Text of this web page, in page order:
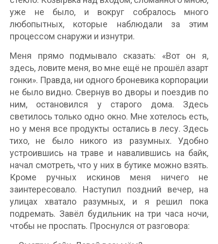
уже не было, и вокруг собралось много
любопытных, которые наблюдали за этим
процессом снаружи и изнутри.
Меня прямо подмывало сказать: «Вот он я,
здесь, ловите меня, во мне ещё не прошёл азарт
гонки». Правда, ни одного броневика корпорации
не было видно. Свернув во дворы и поездив по
ним, остановился у старого дома. Здесь
светилось только одно окно. Мне хотелось есть,
но у меня все продукты остались в лесу. Здесь
тихо, не было никого из разумных. Удобно
устроившись на траве и навалившись на байк,
начал смотреть, что у них в бутике можно взять.
Кроме ручных искинов меня ничего не
заинтересовало. Наступил поздний вечер, на
улицах хватало разумных, и я решил пока
подремать. Завёл будильник на три часа ночи,
чтобы не проспать. Проснулся от разговора: